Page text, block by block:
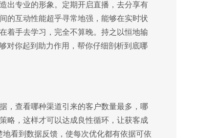
出专业的形象。定期开启直播，去分享有
的互动性能超乎寻常地强，能够在实时状
着手去学习，完全不算晚。持之以恒地输
对你起到助力作用，帮你仔细剖析到底哪
，查看哪种渠道引来的客户数量最多，哪
略，这样才可以达成良性循环，让获客成
看到数据反馈，使每次优化都有依据可依